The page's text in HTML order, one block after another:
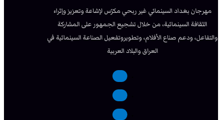
مهرجان بغداد السينمائي غير ربحي مكرّس لإشاعة وتعزيز وإثراء
الثقافة السينمائية، من خلال تشجيع الجمهور على المشاركة
والتفاعل، ودعم صناع الأفلام، وتطويروتفعيل الصناعة السينمائية في
العراق والبلاد العربية